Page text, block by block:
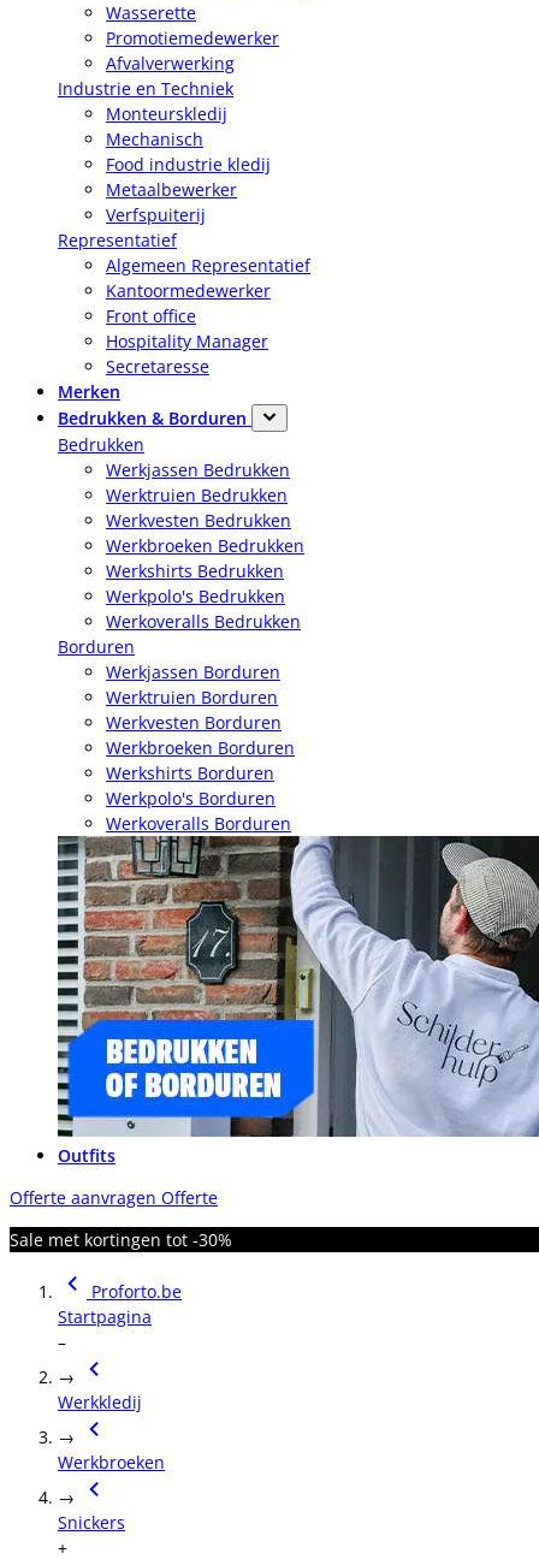
Wasserette
Promotiemedewerker
Afvalverwerking
Industrie en Techniek
Monteurskledij
Mechanisch
Food industrie kledij
Metaalbewerker
Verfspuiterij
Representatief
Algemeen Representatief
Kantoormedewerker
Front office
Hospitality Manager
Secretaresse
Merken
Bedrukken & Borduren
Bedrukken
Werkjassen Bedrukken
Werktruien Bedrukken
Werkvesten Bedrukken
Werkbroeken Bedrukken
Werkshirts Bedrukken
Werkpolo's Bedrukken
Werkoveralls Bedrukken
Borduren
Werkjassen Borduren
Werktruien Borduren
Werkvesten Borduren
Werkbroeken Borduren
Werkshirts Borduren
Werkpolo's Borduren
Werkoveralls Borduren
Outfits
Offerte aanvragen Offerte
Sale met kortingen tot -30%
Proforto.be
Startpagina
–
→
Werkkledij
→
Werkbroeken
→
Snickers
+